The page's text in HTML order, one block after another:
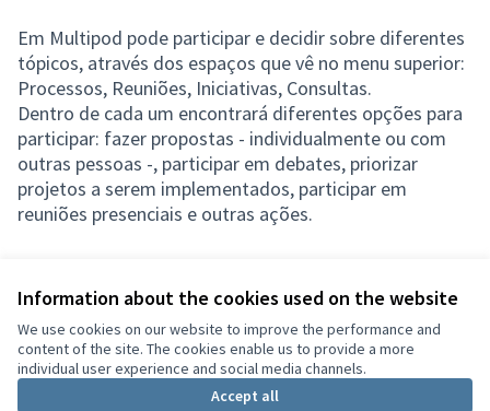
Information about the cookies used on the website
We use cookies on our website to improve the performance and
content of the site. The cookies enable us to provide a more
individual user experience and social media channels.
Accept all
Em Multipod pode participar e decidir sobre diferentes
tópicos, através dos espaços que vê no menu superior:
Processos, Reuniões, Iniciativas, Consultas.
Dentro de cada um encontrará diferentes opções para
participar: fazer propostas - individualmente ou com
outras pessoas -, participar em debates, priorizar
projetos a serem implementados, participar em
reuniões presenciais e outras ações.
Definições de “cookies”
Português
Choisir la langueChoose languageSprache wählenΕπιλογή γλώσσας